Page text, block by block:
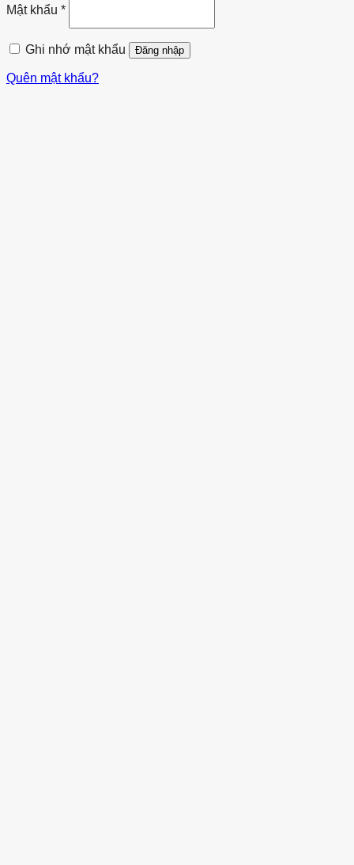
Mật khẩu *
Ghi nhớ mật khẩu Đăng nhập
Quên mật khẩu?